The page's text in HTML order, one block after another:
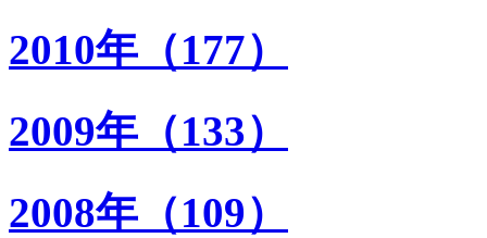
2010年（177）
2009年（133）
2008年（109）